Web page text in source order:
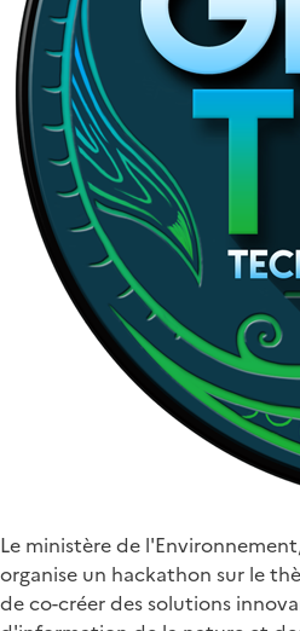
Le ministère de
organise un hackathon sur le
de co-créer des solutions